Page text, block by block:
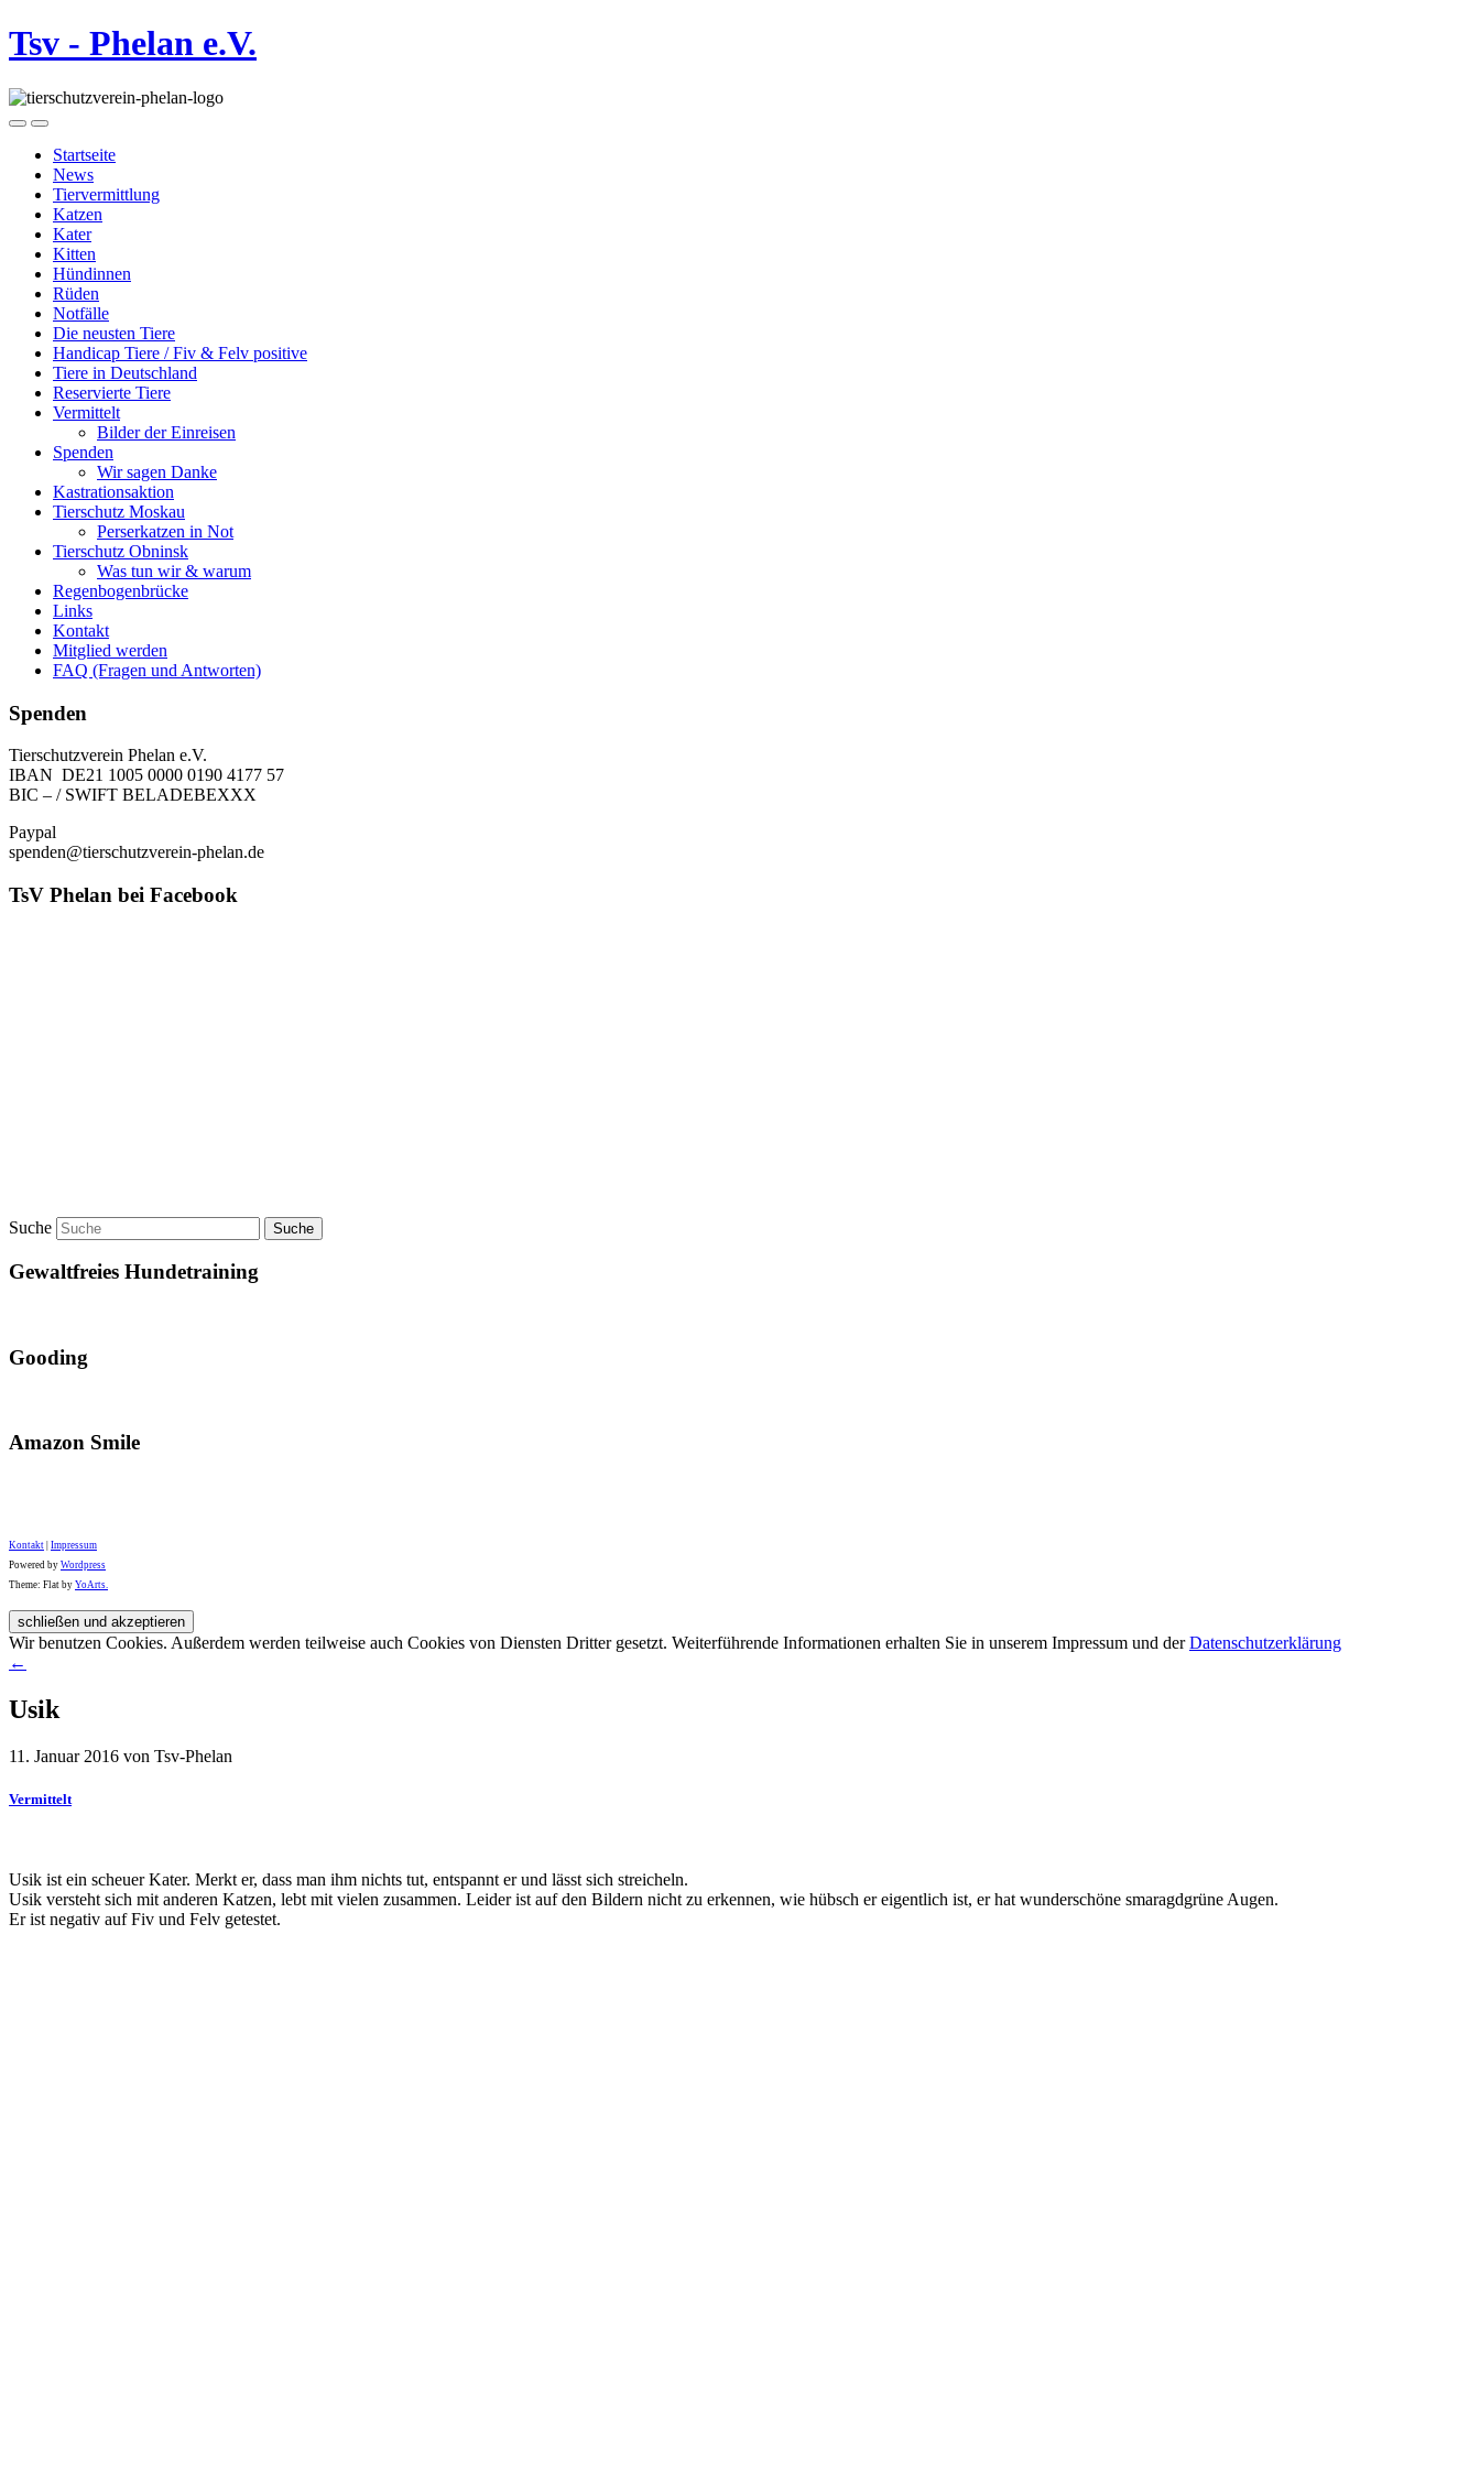
Tsv - Phelan e.V.
Startseite
News
Tiervermittlung
Katzen
Kater
Kitten
Hündinnen
Rüden
Notfälle
Die neusten Tiere
Handicap Tiere / Fiv & Felv positive
Tiere in Deutschland
Reservierte Tiere
Vermittelt
Bilder der Einreisen
Spenden
Wir sagen Danke
Kastrationsaktion
Tierschutz Moskau
Perserkatzen in Not
Tierschutz Obninsk
Was tun wir & warum
Regenbogenbrücke
Links
Kontakt
Mitglied werden
FAQ (Fragen und Antworten)
Spenden
Tierschutzverein Phelan e.V.
IBAN DE21 1005 0000 0190 4177 57
BIC – / SWIFT BELADEBEXXX
Paypal
spenden@tierschutzverein-phelan.de
TsV Phelan bei Facebook
Suche
Gewaltfreies Hundetraining
Gooding
Amazon Smile
Kontakt Impressum
Powered by Wordpress
Theme: Flat by YoArts.
Wir benutzen Cookies. Außerdem werden teilweise auch Cookies von Diensten Dritter gesetzt. Weiterführende Informationen erhalten Sie in unserem Impressum und derDatenschutzerklärung
←
Usik
11. Januar 2016 von Tsv-Phelan
Vermittelt
Usik ist ein scheuer Kater. Merkt er, dass man ihm nichts tut, entspannt er und lässt sich streicheln.
Usik versteht sich mit anderen Katzen, lebt mit vielen zusammen. Leider ist auf den Bildern nicht zu erkennen, wie hübsch er eigentlich ist, er hat wunderschöne smaragdgrüne Augen.
Er ist negativ auf Fiv und Felv getestet.